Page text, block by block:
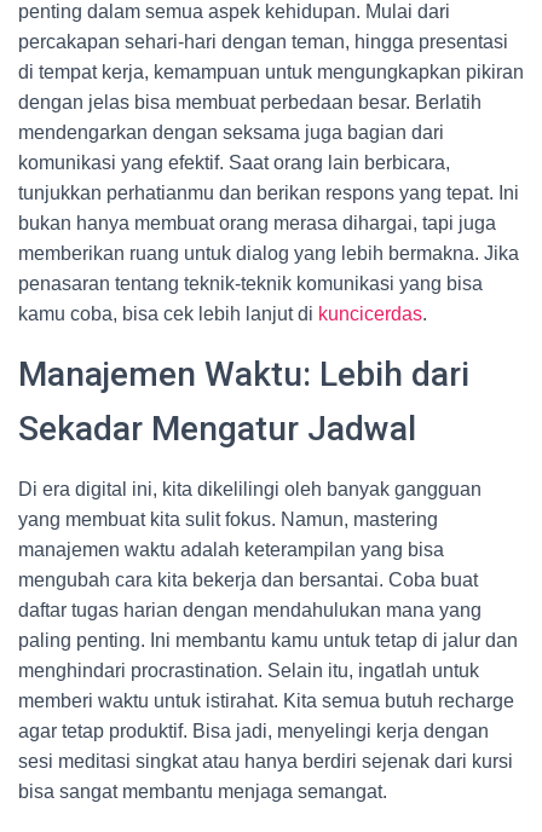
penting dalam semua aspek kehidupan. Mulai dari
percakapan sehari-hari dengan teman, hingga presentasi
di tempat kerja, kemampuan untuk mengungkapkan pikiran
dengan jelas bisa membuat perbedaan besar. Berlatih
mendengarkan dengan seksama juga bagian dari
komunikasi yang efektif. Saat orang lain berbicara,
tunjukkan perhatianmu dan berikan respons yang tepat. Ini
bukan hanya membuat orang merasa dihargai, tapi juga
memberikan ruang untuk dialog yang lebih bermakna. Jika
penasaran tentang teknik-teknik komunikasi yang bisa
kamu coba, bisa cek lebih lanjut di kuncicerdas.
Manajemen Waktu: Lebih dari
Sekadar Mengatur Jadwal
Di era digital ini, kita dikelilingi oleh banyak gangguan
yang membuat kita sulit fokus. Namun, mastering
manajemen waktu adalah keterampilan yang bisa
mengubah cara kita bekerja dan bersantai. Coba buat
daftar tugas harian dengan mendahulukan mana yang
paling penting. Ini membantu kamu untuk tetap di jalur dan
menghindari procrastination. Selain itu, ingatlah untuk
memberi waktu untuk istirahat. Kita semua butuh recharge
agar tetap produktif. Bisa jadi, menyelingi kerja dengan
sesi meditasi singkat atau hanya berdiri sejenak dari kursi
bisa sangat membantu menjaga semangat.